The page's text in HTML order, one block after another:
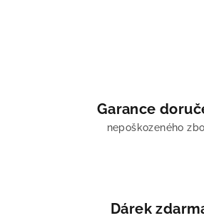
Garance
nepoškozeného
Dárek